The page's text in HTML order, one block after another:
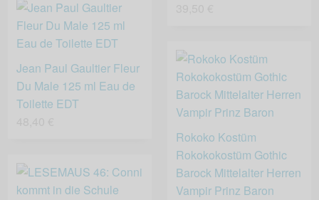
Jean Paul Gaultier Fleur
Du Male 125 ml Eau de
Toilette EDT
Rokoko Kostüm
Rokokokostüm Gothic
Barock Mittelalter Herren
Vampir Prinz Baron